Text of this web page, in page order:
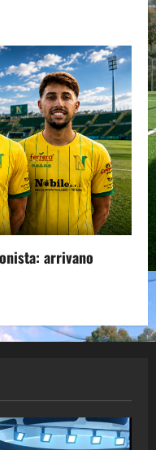
arrivano